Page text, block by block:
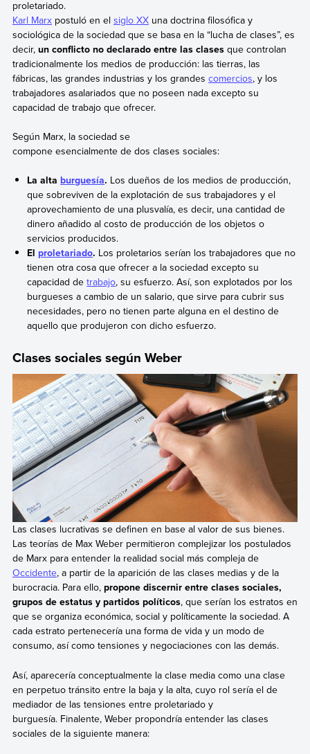
proletariado.
Karl Marxpostuló en el siglo XXuna doctrina filosófica y
sociológica de la sociedad que se basa en la “lucha de clases”, es
decir, un conflicto no declarado entre las clasesque controlan
tradicionalmente los medios de producción: las tierras, las
fábricas, las grandes industrias y los grandes comercios, y los
trabajadores asalariados que no poseen nada excepto su
capacidad de trabajo que ofrecer.
Según Marx, la sociedad se
compone esencialmente de dos clases sociales:
La alta burguesía. Los dueños de los medios de producción,
que sobreviven de la explotación de sus trabajadores y el
aprovechamiento de una plusvalía, es decir, una cantidad de
dinero añadido al costo de producción de los objetos o
servicios producidos.
El proletariado. Los proletarios serían los trabajadores que no
tienen otra cosa que ofrecer a la sociedad excepto su
capacidad detrabajo, su esfuerzo. Así, son explotados por los
burgueses a cambio de un salario, que sirve para cubrir sus
necesidades, pero no tienen parte alguna en el destino de
aquello que produjeron con dicho esfuerzo.
Clases sociales según Weber
Las clases lucrativas se definen en base al valor de sus bienes.
Las teorías de Max Weber permitieron complejizar los postulados
de Marx para entender la realidad social más compleja de
Occidente, a partir de la aparición de las clases medias y de la
burocracia. Para ello, propone discernir entre clases sociales,
grupos de estatus y partidos políticos, que serían los estratos en
que se organiza económica, social y políticamente la sociedad. A
cada estrato pertenecería una forma de vida y un modo de
consumo, así como tensiones y negociaciones con las demás.
Así, aparecería conceptualmente la clase media como una clase
en perpetuo tránsito entre la baja y la alta, cuyo rol sería el de
mediador de las tensiones entre proletariado y
burguesía. Finalente, Weber propondría entender las clases
sociales de la siguiente manera: